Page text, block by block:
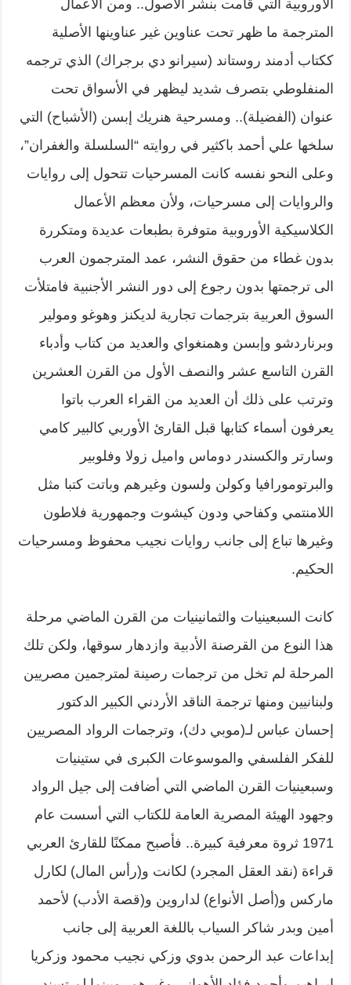
الأوروبية التي قامت بنشر الأصول.. ومن الأعمال
المترجمة ما ظهر تحت عناوين غير عناوينها الأصلية
ككتاب أدمند روستاند (سيرانو دي برجراك) الذي ترجمه
المنفلوطي بتصرف شديد ليظهر في الأسواق تحت
عنوان (الفضيلة).. ومسرحية هنريك إبسن (الأشباح) التي
سلخها علي أحمد باكثير في روايته “السلسلة والغفران”،
وعلى النحو نفسه كانت المسرحيات تتحول إلى روايات
والروايات إلى مسرحيات، ولأن معظم الأعمال
الكلاسيكية الأوروبية متوفرة بطبعات عديدة ومتكررة
بدون غطاء من حقوق النشر، عمد المترجمون العرب
الى ترجمتها بدون رجوع إلى دور النشر الأجنبية فامتلأت
السوق العربية بترجمات تجارية لديكنز وهوغو ومولير
وبرناردشو وإبسن وهمنغواي والعديد من كتاب وأدباء
القرن التاسع عشر والنصف الأول من القرن العشرين
وترتب على ذلك أن العديد من القراء العرب باتوا
يعرفون أسماء كتابها قبل القارئ الأوربي كالبير كامي
وسارتر والكسندر دوماس واميل زولا وفلوبير
والبرتومورافيا وكولن ولسون وغيرهم وباتت كتبا مثل
اللامنتمي وكفاحي ودون كيشوت وجمهورية فلاطون
وغيرها تباع إلى جانب روايات نجيب محفوظ ومسرحيات
الحكيم.
كانت السبعينيات والثمانينيات من القرن الماضي مرحلة
هذا النوع من القرصنة الأدبية وازدهار سوقها، ولكن تلك
المرحلة لم تخل من ترجمات رصينة لمترجمين مصريين
ولبنانيين ومنها ترجمة الناقد الأردني الكبير الدكتور
إحسان عباس لـ(موبي دك)، وترجمات الرواد المصريين
للفكر الفلسفي والموسوعات الكبرى في ستينيات
وسبعينيات القرن الماضي التي أضافت إلى جيل الرواد
وجهود الهيئة المصرية العامة للكتاب التي أسست عام
1971 ثروة معرفية كبيرة.. فأصبح ممكنًا للقارئ العربي
قراءة (نقد العقل المجرد) لكانت و(رأس المال) لكارل
ماركس و(أصل الأنواع) لداروين و(قصة الأدب) لأحمد
أمين وبدر شاكر السياب باللغة العربية إلى جانب
إبداعات عبد الرحمن بدوي وزكي نجيب محمود وزكريا